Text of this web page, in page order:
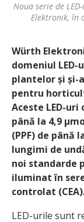
Noua serie de
Elektronik, în
Würth
domeniul
plantelor și și-
pentru
Aceste LED-
până la 4,9
(PPF) de până
lungimi de
noi standarde
iluminat în
controlat
LED-urile sunt